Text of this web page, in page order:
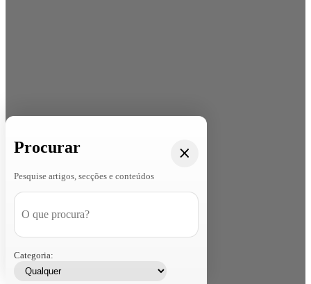
Procurar
Pesquise artigos, secções e conteúdos
Categoria: